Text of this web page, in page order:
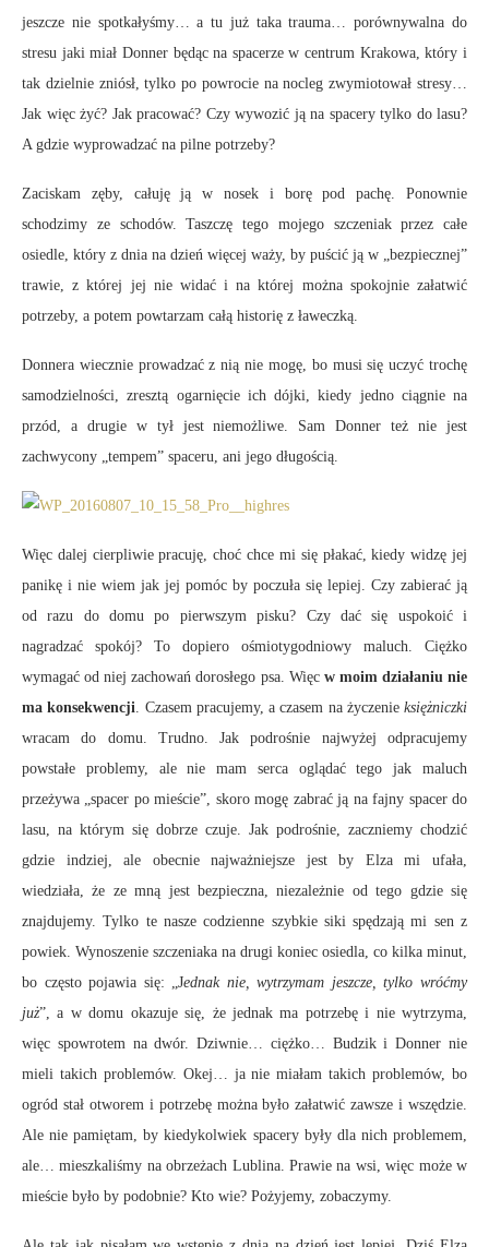
jeszcze nie spotkałyśmy… a tu już taka trauma… porównywalna do
stresu jaki miał Donner będąc na spacerze w centrum Krakowa, który i
tak dzielnie zniósł, tylko po powrocie na nocleg zwymiotował stresy…
Jak więc żyć? Jak pracować? Czy wywozić ją na spacery tylko do lasu?
A gdzie wyprowadzać na pilne potrzeby?
Zaciskam zęby, całuję ją w nosek i borę pod pachę. Ponownie
schodzimy ze schodów. Taszczę tego mojego szczeniak przez całe
osiedle, który z dnia na dzień więcej waży, by puścić ją w „bezpiecznej”
trawie, z której jej nie widać i na której można spokojnie załatwić
potrzeby, a potem powtarzam całą historię z ławeczką.
Donnera wiecznie prowadzać z nią nie mogę, bo musi się uczyć trochę
samodzielności, zresztą ogarnięcie ich dójki, kiedy jedno ciągnie na
przód, a drugie w tył jest niemożliwe. Sam Donner też nie jest
zachwycony „tempem” spaceru, ani jego długością.
Więc dalej cierpliwie pracuję, choć chce mi się płakać, kiedy widzę jej
panikę i nie wiem jak jej pomóc by poczuła się lepiej. Czy zabierać ją
od razu do domu po pierwszym pisku? Czy dać się uspokoić i
nagradzać spokój? To dopiero ośmiotygodniowy maluch. Ciężko
wymagać od niej zachowań dorosłego psa. Więc w moim działaniu nie
ma konsekwencji. Czasem pracujemy, a czasem na życzenie księżniczki
wracam do domu. Trudno. Jak podrośnie najwyżej odpracujemy
powstałe problemy, ale nie mam serca oglądać tego jak maluch
przeżywa „spacer po mieście”, skoro mogę zabrać ją na fajny spacer do
lasu, na którym się dobrze czuje. Jak podrośnie, zaczniemy chodzić
gdzie indziej, ale obecnie najważniejsze jest by Elza mi ufała,
wiedziała, że ze mną jest bezpieczna, niezależnie od tego gdzie się
znajdujemy. Tylko te nasze codzienne szybkie siki spędzają mi sen z
powiek. Wynoszenie szczeniaka na drugi koniec osiedla, co kilka minut,
bo często pojawia się: „Jednak nie, wytrzymam jeszcze, tylko wróćmy
już”, a w domu okazuje się, że jednak ma potrzebę i nie wytrzyma,
więc spowrotem na dwór. Dziwnie… ciężko… Budzik i Donner nie
mieli takich problemów. Okej… ja nie miałam takich problemów, bo
ogród stał otworem i potrzebę można było załatwić zawsze i wszędzie.
Ale nie pamiętam, by kiedykolwiek spacery były dla nich problemem,
ale… mieszkaliśmy na obrzeżach Lublina. Prawie na wsi, więc może w
mieście było by podobnie? Kto wie? Pożyjemy, zobaczymy.